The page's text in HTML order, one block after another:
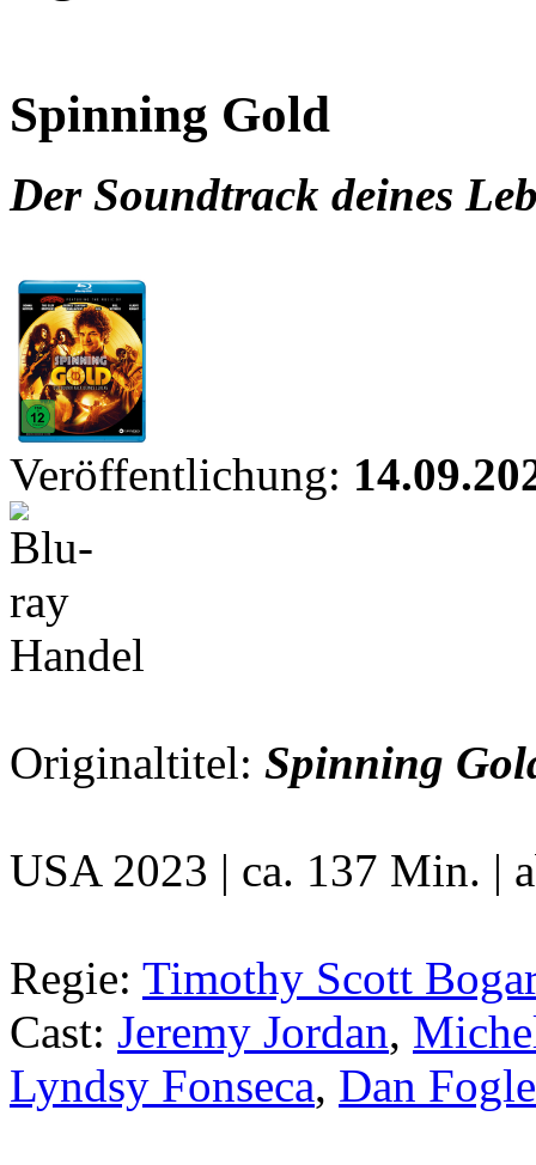
Spinning Gold
Der Soundtrack deines
Veröffentlichung:
Handel
Originaltitel: Spinning
USA 2023 | ca. 137 Min. |
Regie: Timothy Scott
Cast: Jeremy Jordan,
Lyndsy Fonseca, Dan